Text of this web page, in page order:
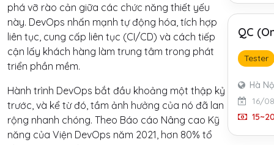
phá vỡ rào cản giữa các chức năng thiết yếu
này. DevOps nhấn mạnh tự động hóa, tích hợp
liên tục, cung cấp liên tục (CI/CD) và cách tiếp
cận lấy khách hàng làm trung tâm trong phát
triển phần mềm.
Hành trình DevOps bắt đầu khoảng một thập kỷ
trước, và kể từ đó, tầm ảnh hưởng của nó đã lan
rộng nhanh chóng. Theo Báo cáo Nâng cao Kỹ
năng của Viện DevOps năm 2021, hơn 80% tổ
QC
Tester
Hà
16/